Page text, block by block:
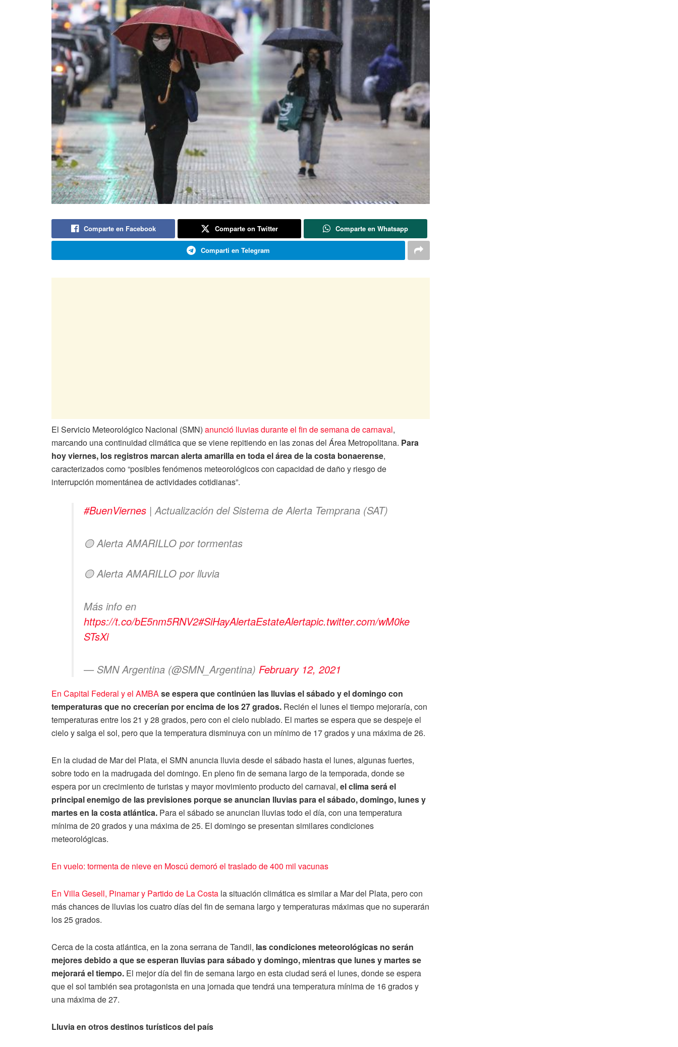
Comparte en Facebook Comparte on Twitter Comparte en Whatsapp
Comparti en Telegram
El Servicio Meteorológico Nacional (SMN) anunció lluvias durante el fin de semana de carnaval,
marcando una continuidad climática que se viene repitiendo en las zonas del Área Metropolitana. Para
hoy viernes, los registros marcan alerta amarilla en toda el área de la costa bonaerense,
caracterizados como “posibles fenómenos meteorológicos con capacidad de daño y riesgo de
interrupción momentánea de actividades cotidianas”.
#BuenViernes | Actualización del Sistema de Alerta Temprana (SAT)
🟡 Alerta AMARILLO por tormentas
🟡 Alerta AMARILLO por lluvia
Más info en
https://t.co/bE5nm5RNV2#SiHayAlertaEstateAlertapic.twitter.com/wM0ke
STsXi
— SMN Argentina (@SMN_Argentina) February 12, 2021
En Capital Federal y el AMBAse espera que continúen las lluvias el sábado y el domingo con
temperaturas que no crecerían por encima de los 27 grados. Recién el lunes el tiempo mejoraría, con
temperaturas entre los 21 y 28 grados, pero con el cielo nublado. El martes se espera que se despeje el
cielo y salga el sol, pero que la temperatura disminuya con un mínimo de 17 grados y una máxima de 26.
En la ciudad de Mar del Plata, el SMN anuncia lluvia desde el sábado hasta el lunes, algunas fuertes,
sobre todo en la madrugada del domingo. En pleno fin de semana largo de la temporada, donde se
espera por un crecimiento de turistas y mayor movimiento producto del carnaval, el clima será el
principal enemigo de las previsiones porque se anuncian lluvias para el sábado, domingo, lunes y
martes en la costa atlántica. Para el sábado se anuncian lluvias todo el día, con una temperatura
mínima de 20 grados y una máxima de 25. El domingo se presentan similares condiciones
meteorológicas.
En vuelo: tormenta de nieve en Moscú demoró el traslado de 400 mil vacunas
En Villa Gesell, Pinamar y Partido de La Costa la situación climática es similar a Mar del Plata, pero con
más chances de lluvias los cuatro días del fin de semana largo y temperaturas máximas que no superarán
los 25 grados.
Cerca de la costa atlántica, en la zona serrana de Tandil, las condiciones meteorológicas no serán
mejores debido a que se esperan lluvias para sábado y domingo, mientras que lunes y martes se
mejorará el tiempo. El mejor día del fin de semana largo en esta ciudad será el lunes, donde se espera
que el sol también sea protagonista en una jornada que tendrá una temperatura mínima de 16 grados y
una máxima de 27.
Lluvia en otros destinos turísticos del país